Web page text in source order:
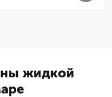
жидкой